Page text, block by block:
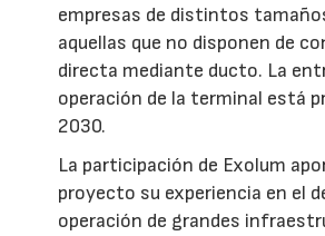
empresas de distintos
aquellas que no disponen de
directa mediante ducto. La
operación de la terminal está
2030.
La participación de Exolum
proyecto su experiencia en el
operación de grandes